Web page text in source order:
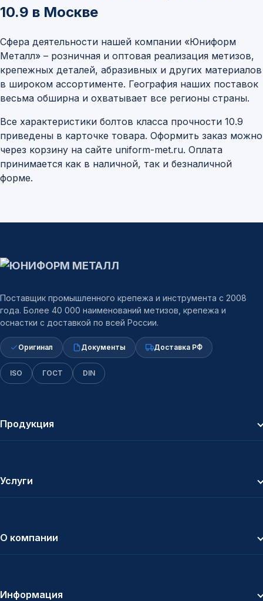
10.9 в Москве
Сфера деятельности нашей компании «Юниформ
Металл» – розничная и оптовая реализация метизов,
крепежных деталей, абразивных и других материалов
в широком ассортименте. География наших поставок
весьма обширна и охватывает все регионы страны.
Все характеристики болтов класса прочности 10.9
приведены в карточке товара. Оформить заказ можно
через корзину на сайте uniform-met.ru. Оплата
принимается как в наличной, так и безналичной
форме.
Поставщик промышленного крепежа и инструмента с 2008
года. Более 40 000 наименований метизов, крепежа и
оснастки с доставкой по всей России.
Оригинал Документы Доставка РФ
ISO ГОСТ DIN
Продукция
Услуги
О компании
Информация